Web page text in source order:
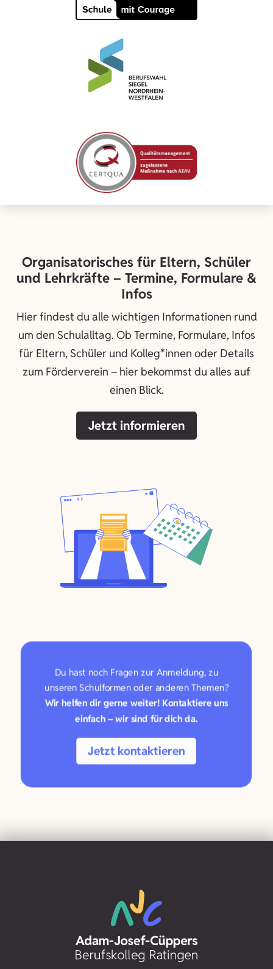
Organisatorisches für Eltern, Schüler
und Lehrkräfte – Termine, Formulare &
Infos
Hier findest du alle wichtigen Informationen rund
um den Schulalltag. Ob Termine, Formulare, Infos
für Eltern, Schüler und Kolleg*innen oder Details
zum Förderverein – hier bekommst du alles auf
einen Blick.
Jetzt informieren
Du hast noch Fragen zur Anmeldung, zu
unseren Schulformen oder anderen Themen?
Wir helfen dir gerne weiter! Kontaktiere uns
einfach – wir sind für dich da.
Jetzt kontaktieren